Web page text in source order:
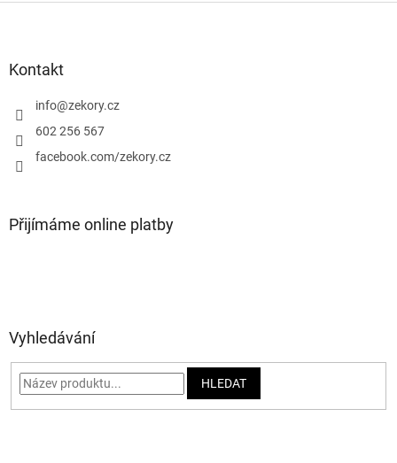
Kontakt
info@zekory.cz
602 256 567
facebook.com/zekory.cz
Přijímáme online platby
Vyhledávání
HLEDAT